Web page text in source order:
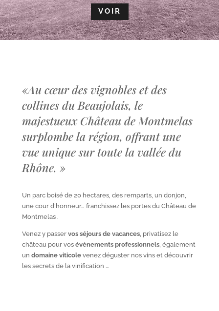
VOIR
«Au cœur des vignobles et des
collines du Beaujolais, le
majestueux Château de Montmelas
surplombe la région, offrant une
vue unique sur toute la vallée du
Rhône. »
Un parc boisé de 20 hectares, des remparts, un donjon,
une cour d’honneur… franchissez les portes du Château de
Montmelas .
Venez y passer vos séjours de vacances, privatisez le
château pour vos événements professionnels, également
un domaine viticolevenez déguster nos vins et découvrir
les secrets de la vinification …